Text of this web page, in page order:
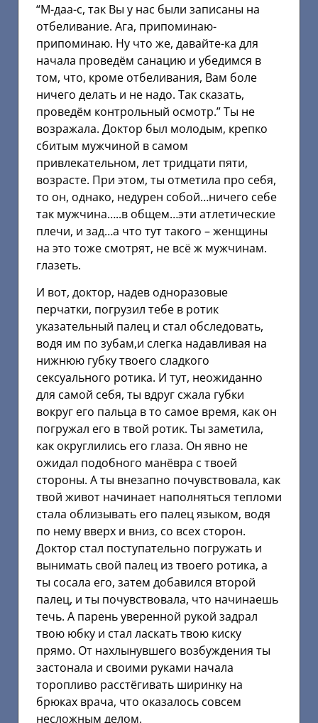
“М-даа-с, так Вы у нас были записаны на
отбеливание. Ага, припоминаю-
припоминаю. Ну что же, давайте-ка для
начала проведём санацию и убедимся в
том, что, кроме отбеливания, Вам боле
ничего делать и не надо. Так сказать,
проведём контрольный осмотр.” Ты не
возражала. Доктор был молодым, крепко
сбитым мужчиной в самом
привлекательном, лет тридцати пяти,
возрасте. При этом, ты отметила про себя,
то он, однако, недурен собой…ничего себе
так мужчина…..в общем…эти атлетические
плечи, и зад…а что тут такого – женщины
на это тоже смотрят, не всё ж мужчинам.
глазеть.
И вот, доктор, надев одноразовые
перчатки, погрузил тебе в ротик
указательный палец и стал обследовать,
водя им по зубам,и слегка надавливая на
нижнюю губку твоего сладкого
сексуального ротика. И тут, неожиданно
для самой себя, ты вдруг сжала губки
вокруг его пальца в то самое время, как он
погружал его в твой ротик. Ты заметила,
как округлились его глаза. Он явно не
ожидал подобного манёвра с твоей
стороны. А ты внезапно почувствовала, как
твой живот начинает наполняться тепломи
стала облизывать его палец языком, водя
по нему вверх и вниз, со всех сторон.
Доктор стал поступательно погружать и
вынимать свой палец из твоего ротика, а
ты сосала его, затем добавился второй
палец, и ты почувствовала, что начинаешь
течь. А парень уверенной рукой задрал
твою юбку и стал ласкать твою киску
прямо. От нахлынувшего возбуждения ты
застонала и своими руками начала
торопливо расстёгивать ширинку на
брюках врача, что оказалось совсем
несложным делом.